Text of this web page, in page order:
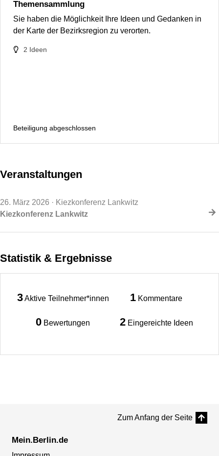
Themensammlung
Sie haben die Möglichkeit Ihre Ideen und Gedanken in
der Karte der Bezirksregion zu verorten.
2 Ideen
Beteiligung abgeschlossen
Veranstaltungen
26. März 2026 · Kiezkonferenz Lankwitz
Kiezkonferenz Lankwitz
Statistik & Ergebnisse
3 Aktive Teilnehmer*innen 1 Kommentare
0 Bewertungen 2 Eingereichte Ideen
Zum Anfang der Seite
Mein.Berlin.de